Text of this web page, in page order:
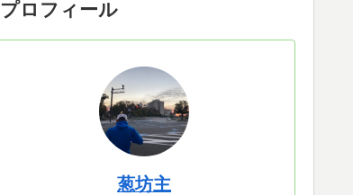
プロフィール
葱坊主